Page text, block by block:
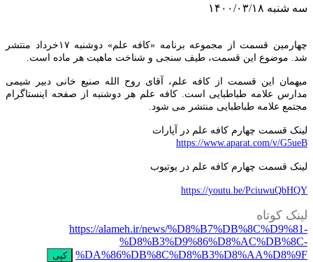
شنبه ۱۴۰۰/۰۳/۱۸
چهارمین قسمت از مجموعه برنامه «کافه علم» دوشنبه ۱۷خرداد منتشر
موضوع این قسمت، طیف سنجی و شناخت ماهیت هر ماده است.
این قسمت از کافه علم، آقای روح الله صنیع خانی دبیر شیمی
علامه طباطبایی است. کافه علم هر دوشنبه از صفحه اینستاگرام
علامه طباطبایی منتشر می شود.
قسمت چهارم کافه علم در آپارات
https://www.aparat.com/v/
قسمت چهارم کافه علم در یوتیوب
https://youtu.be/
کوتاه
https://alameh.ir/news/
کپی